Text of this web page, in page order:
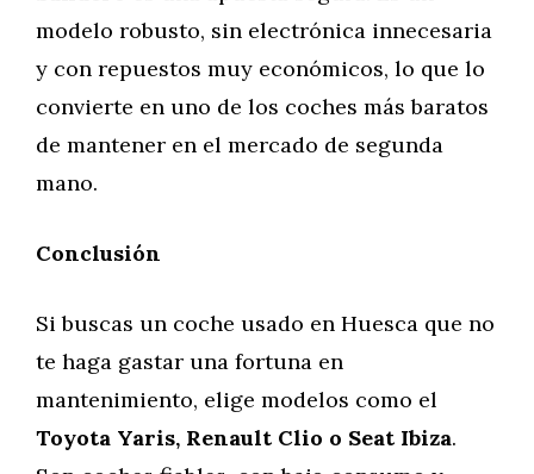
modelo robusto, sin electrónica innecesaria
y con repuestos muy económicos, lo que lo
convierte en uno de los coches más baratos
de mantener en el mercado de segunda
mano.
Conclusión
Si buscas un coche usado en Huesca que no
te haga gastar una fortuna en
mantenimiento, elige modelos como el
Toyota Yaris, Renault Clio o Seat Ibiza.